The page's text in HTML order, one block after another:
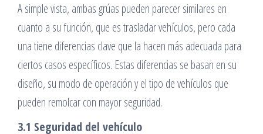
A simple vista, ambas grúas pueden parecer similares en
cuanto a su función, que es trasladar vehículos, pero cada
una tiene diferencias clave que la hacen más adecuada para
ciertos casos específicos. Estas diferencias se basan en su
diseño, su modo de operación y el tipo de vehículos que
pueden remolcar con mayor seguridad.
3.1 Seguridad del vehículo